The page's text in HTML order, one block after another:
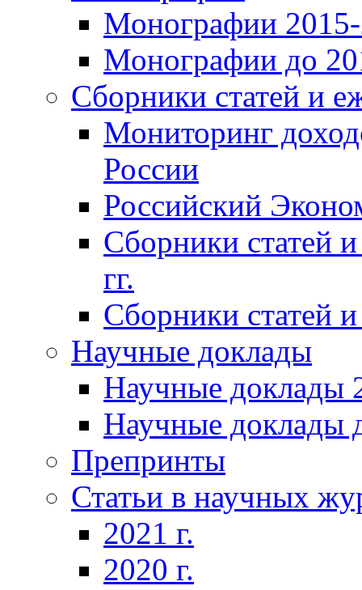
Монографии 2015-
Монографии до
Сборники статей и
Мониторинг
России
Российский
Сборники статей
гг.
Сборники статей
Научные доклады
Научные доклады
Научные доклады
Препринты
Статьи в научных
2021 г.
2020 г.